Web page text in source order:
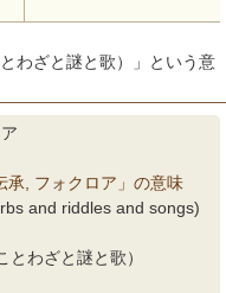
わざと謎と歌）」という意
承, フォクロア」の意味
and riddles and songs)
わざと謎と歌）